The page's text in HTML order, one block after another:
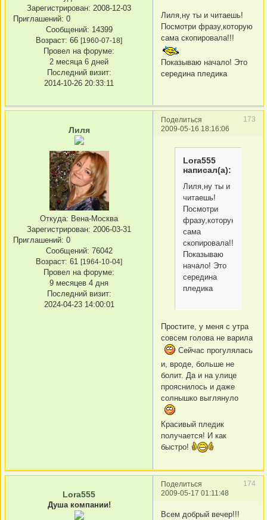
Зарегистрирован: 2008-12-03
Приглашений: 0
Сообщений: 14399
Возраст: 66 [1960-07-18]
Провел на форуме:
2 месяца 6 дней
Последний визит:
2014-10-26 20:33:11
Лиля,ну ты и читаешь!
Посмотри фразу,которую
сама скопировала!!!
Показываю начало! Это
середина пледика
Поделиться
173
2009-05-16 18:16:06
Лиля
Откуда: Вена-Москва
Зарегистрирован: 2006-03-31
Приглашений: 0
Сообщений: 76042
Возраст: 61 [1964-10-04]
Провел на форуме:
9 месяцев 4 дня
Последний визит:
2024-04-23 14:00:01
Lora555
написал(а):
Лиля,ну ты и
читаешь!
Посмотри
фразу,которую
сама
скопировала!!!
Показываю
начало! Это
середина
пледика
Простите, у меня с утра
совсем голова не варила
Сейчас прогулялась
и, вроде, больше не
болит. Да и на улице
прояснилось и даже
солнышко выглянуло
Красивый пледик
получается! И как
быстро!
Поделиться
174
2009-05-17 01:11:48
Lora555
Душа компании!
Всем добрый вечер!!!